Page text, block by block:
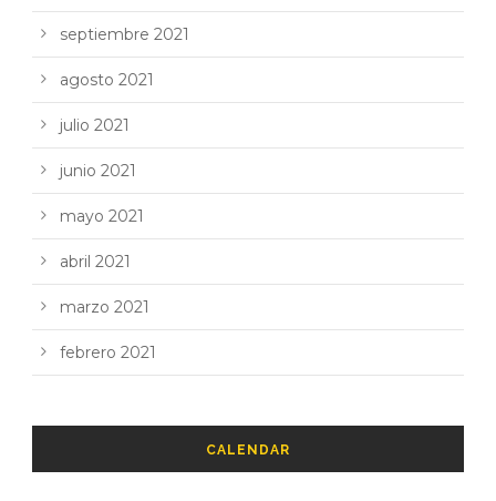
septiembre 2021
agosto 2021
julio 2021
junio 2021
mayo 2021
abril 2021
marzo 2021
febrero 2021
CALENDAR